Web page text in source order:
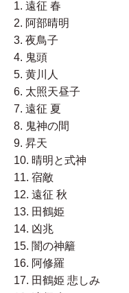
1. 遠征 春
2. 阿部晴明
3. 夜鳥子
4. 鬼頭
5. 黄川人
6. 太照天昼子
7. 遠征 夏
8. 鬼神の間
9. 昇天
10. 晴明と式神
11. 宿敵
12. 遠征 秋
13. 田鶴姫
14. 凶兆
15. 闇の神籬
16. 阿修羅
17. 田鶴姫 悲しみ